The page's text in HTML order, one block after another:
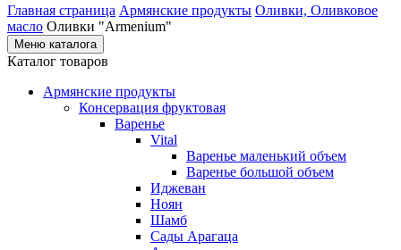
Главная страница Армянские продукты Оливки, Оливковое
масло Оливки "Armenium"
Меню каталога
Каталог товаров
Армянские продукты
Консервация фруктовая
Варенье
Vital
Варенье маленький объем
Варенье большой объем
Иджеван
Ноян
Шамб
Сады Арагаца